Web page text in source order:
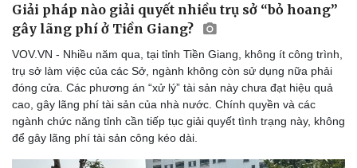
Làm đẹp - giảm cân
Phòng mạch online
Ăn sạch sống khỏe
Giải pháp nào giải quyết nhiều trụ sở “bỏ hoang”
gây lãng phí ở Tiền Giang?
VOV.VN - Nhiều năm qua, tại tỉnh Tiền Giang, không ít công trình,
trụ sở làm việc của các Sở, ngành không còn sử dụng nữa phải
đóng cửa. Các phương án “xử lý” tài sản này chưa đạt hiệu quả
cao, gây lãng phí tài sản của nhà nước. Chính quyền và các
ngành chức năng tỉnh cần tiếp tục giải quyết tình trạng này, không
để gây lãng phí tài sản công kéo dài.